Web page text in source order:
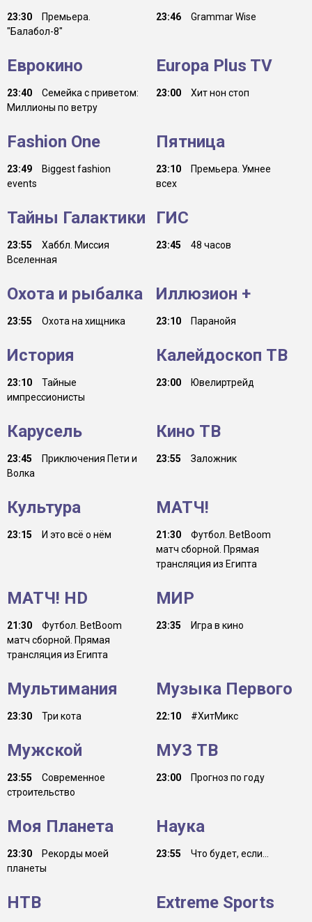
23:30
Премьера.
"Балабол-8"
23:46 Grammar Wise
Еврокино
23:40
Семейка с приветом:
Миллионы по ветру
Europa Plus TV
23:00 Хит нон стоп
Fashion One
23:49
Biggest fashion
events
Пятница
23:10
Премьера. Умнее
всех
Тайны Галактики
23:55
Хаббл. Миссия
Вселенная
ГИС
23:45 48 часов
Охота и рыбалка
23:55 Охота на хищника
Иллюзион +
23:10 Паранойя
История
23:10
Тайные
импрессионисты
Калейдоскоп ТВ
23:00 Ювелиртрейд
Карусель
23:45
Приключения Пети и
Волка
Кино ТВ
23:55 Заложник
Культура
23:15 И это всё о нём
МАТЧ!
21:30
Футбол. BetBoom
матч сборной. Прямая
трансляция из Египта
МАТЧ! HD
21:30
Футбол. BetBoom
матч сборной. Прямая
трансляция из Египта
МИР
23:35 Игра в кино
Мультимания
23:30 Три кота
Музыка Первого
22:10 #ХитМикс
Мужской
23:55
Современное
строительство
МУЗ ТВ
23:00 Прогноз по году
Моя Планета
23:30
Рекорды моей
планеты
Наука
23:55 Что будет, если...
НТВ Extreme Sports